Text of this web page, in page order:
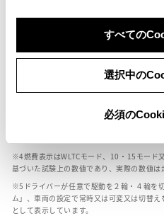
すべての
選択中の
必須の
ールベースが左右で数値が異なる場合がござ
燃費表示はWLTCモード、10・15モード
基づいた試験上の数値であり、実際の数値は
ドライバーが任意で駆動を２輪・４輪を
ム」、車両の設定で常時又は可変又は切替
として表示しています。